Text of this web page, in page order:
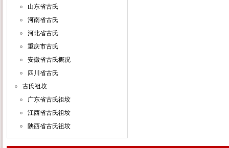
山东省古氏
河南省古氏
河北省古氏
重庆市古氏
安徽省古氏概况
四川省古氏
古氏祖坟
广东省古氏祖坟
江西省古氏祖坟
陕西省古氏祖坟